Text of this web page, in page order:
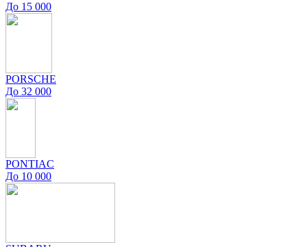
До 15 000
PORSCHE
До 32 000
PONTIAC
До 10 000